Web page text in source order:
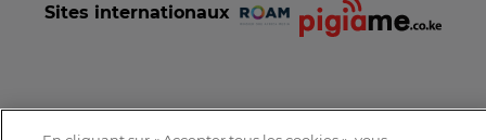
Sites internationaux